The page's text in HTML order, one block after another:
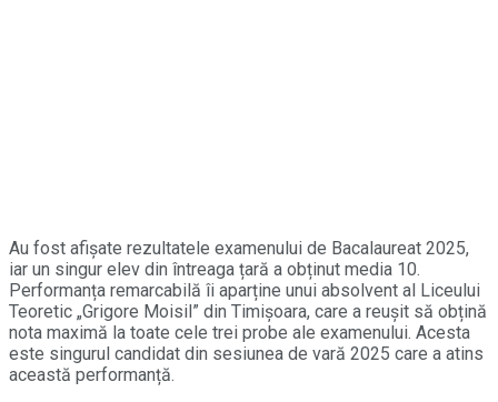
Au fost afișate rezultatele examenului de Bacalaureat 2025,
iar un singur elev din întreaga țară a obținut media 10.
Performanța remarcabilă îi aparține unui absolvent al Liceului
Teoretic „Grigore Moisil” din Timișoara, care a reușit să obțină
nota maximă la toate cele trei probe ale examenului. Acesta
este singurul candidat din sesiunea de vară 2025 care a atins
această performanță.